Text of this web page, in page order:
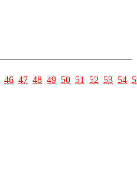
46 47 48 49 50 51 52 53 54